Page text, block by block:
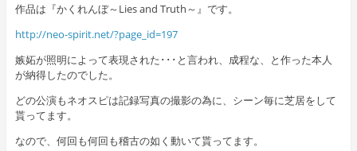
作品は『かくれんぼ～Lies and Truth～』です。
http://neo-spirit.net/?page_id=197
嫉妬が照明によって表現された･･･と言われ、成程な、と作った本人
が納得したのでした。
どの公演もネオスピは記録写真の撮影の為に、シーン毎に芝居をして
貰ってます。
なので、何回も何回も稽古の如く動いて貰ってます。